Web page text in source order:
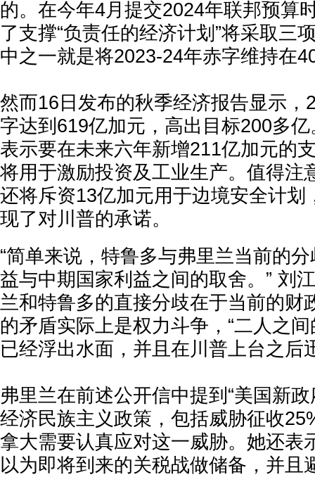
的。在今年4月提交2024年联邦预算
了支撑“负责任的经济计划”将采取三
中之一就是将2023-24年赤字维持在
然而16日发布的秋季经济报告显示，
字达到619亿加元，高出目标200多
表示要在未来六年新增211亿加元的
将用于激励投资及工业生产。值得注
还将斥资13亿加元用于边境安全计划
现了对川普的承诺。
“简单来说，特鲁多与弗里兰当前的
益与中期国家利益之间的取舍。” 刘
兰和特鲁多的直接分歧在于当前的财
的矛盾实际上是权力斗争，“二人之
已经浮出水面，并且在川普上台之后
弗里兰在前述公开信中提到“美国新
经济民族主义政策，包括威胁征收
拿大需要认真应对这一威胁。她还表
以为即将到来的关税战做储备，并且